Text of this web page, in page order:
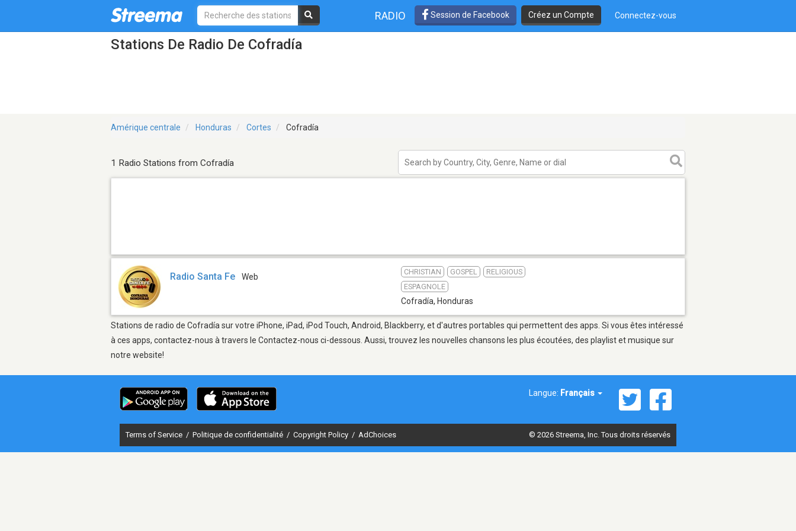
RADIO Session de Facebook Créez un Compte Connectez-vous
Stations De Radio De Cofradía
Amérique centrale Honduras Cortes Cofradía
1 Radio Stations from Cofradía
Radio Santa Fe Web
CHRISTIAN GOSPEL
RELIGIOUS
ESPAGNOLE
Cofradía, Honduras
Stations de radio de Cofradía sur votre iPhone, iPad, iPod Touch, Android, Blackberry, et d'autres portables qui permettent des apps. Si vous êtes intéressé
à ces apps, contactez-nous à travers le Contactez-nous ci-dessous. Aussi, trouvez les nouvelles chansons les plus écoutées, des playlist et musique sur
notre website!
Langue: Français
Terms of Service / Politique de confidentialité / Copyright Policy / AdChoices © 2026 Streema, Inc. Tous droits réservés